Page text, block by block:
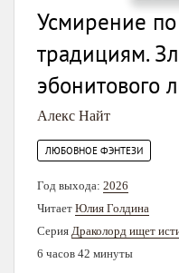
Усмирение
традициям.
эбонитового
Алекс Найт
ЛЮБОВНОЕ ФЭНТЕЗИ
Год выхода: 2026
Читает Юлия Голдина
Серия Драколорд ищет
6 часов 42 минуты